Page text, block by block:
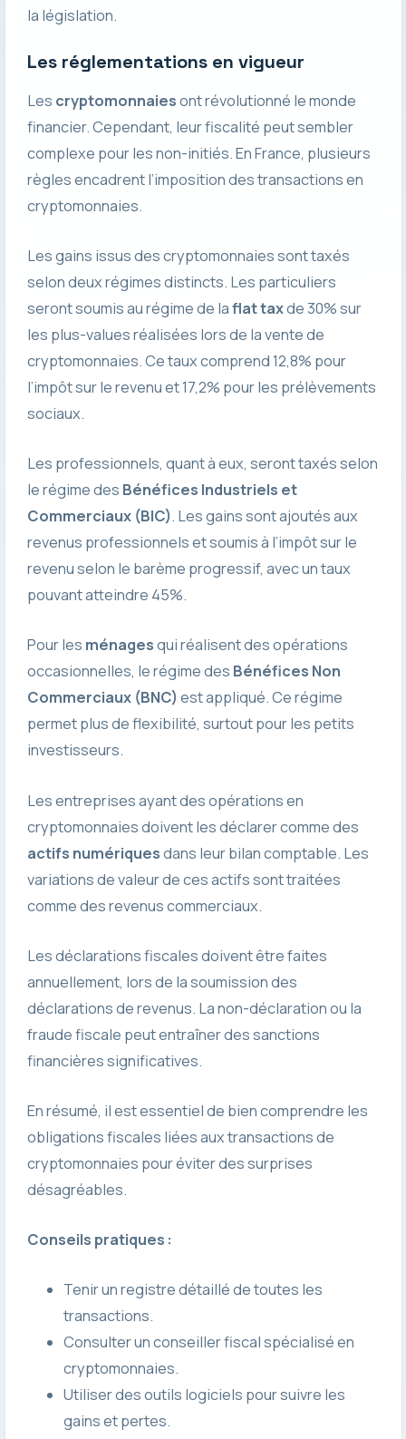
la législation.
Les réglementations en vigueur
Les cryptomonnaiesont révolutionné le monde
financier. Cependant, leur fiscalité peut sembler
complexe pour les non-initiés. En France, plusieurs
règles encadrent l’imposition des transactions en
cryptomonnaies.
Les gains issus des cryptomonnaies sont taxés
selon deux régimes distincts. Les particuliers
seront soumis au régime de laflat taxde 30% sur
les plus-values réalisées lors de la vente de
cryptomonnaies. Ce taux comprend 12,8% pour
l’impôt sur le revenu et 17,2% pour les prélèvements
sociaux.
Les professionnels, quant à eux, seront taxés selon
le régime des Bénéfices Industriels et
Commerciaux (BIC). Les gains sont ajoutés aux
revenus professionnels et soumis à l’impôt sur le
revenu selon le barème progressif, avec un taux
pouvant atteindre 45%.
Pour les ménagesqui réalisent des opérations
occasionnelles, le régime des Bénéfices Non
Commerciaux (BNC) est appliqué. Ce régime
permet plus de flexibilité, surtout pour les petits
investisseurs.
Les entreprises ayant des opérations en
cryptomonnaies doivent les déclarer comme des
actifs numériquesdans leur bilan comptable. Les
variations de valeur de ces actifs sont traitées
comme des revenus commerciaux.
Les déclarations fiscales doivent être faites
annuellement, lors de la soumission des
déclarations de revenus. La non-déclaration ou la
fraude fiscale peut entraîner des sanctions
financières significatives.
En résumé, il est essentiel de bien comprendre les
obligations fiscales liées aux transactions de
cryptomonnaies pour éviter des surprises
désagréables.
Conseils pratiques :
Tenir un registre détaillé de toutes les
transactions.
Consulter un conseiller fiscal spécialisé en
cryptomonnaies.
Utiliser des outils logiciels pour suivre les
gains et pertes.